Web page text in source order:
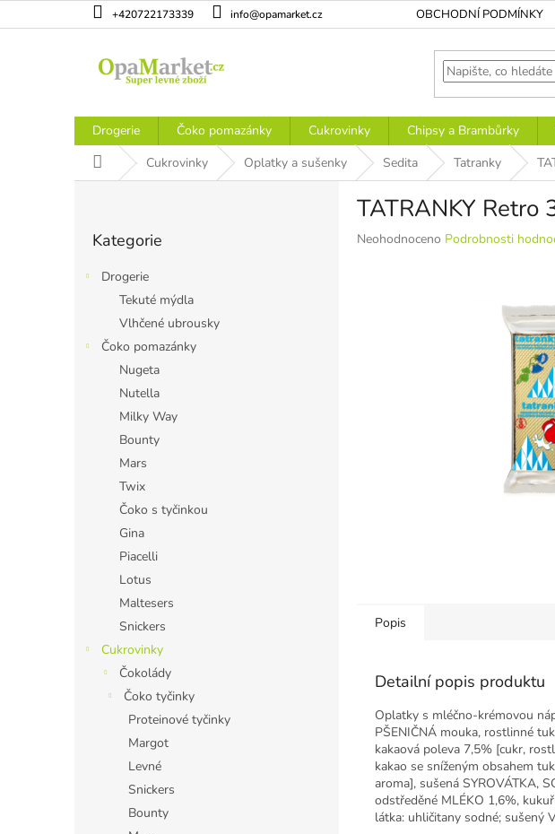
na
+420722173339 info@opamarket.cz OBCHODNÍ PODMÍNKY
Drogerie Čoko pomazánky Cukrovinky Chipsy a Brambůrky
Domů Cukrovinky Oplatky a sušenky Sedita Tatranky
kategorie
Kategorie
Drogerie
Tekuté mýdla
Vlhčené ubrousky
Čoko pomazánky
Nugeta
Nutella
Milky Way
Bounty
Mars
Twix
Čoko s tyčinkou
Gina
Piacelli
Lotus
Maltesers
Snickers
Cukrovinky
Čokolády
Čoko tyčinky
Proteinové tyčinky
Margot
Levné
Snickers
Bounty
TATRANKY Retro
Průměrné
Neohodnoceno Podrobnosti
Popis
Detailní popis produktu
Oplatky s mléčno-krémovou
PŠENIČNÁ mouka, rostlinné
kakaová poleva 7,5% [cukr,
kakao se sníženým obsahem
aroma], sušená SYROVÁTKA,
odstředěné MLÉKO 1,6%,
látka: uhličitany sodné; sušený